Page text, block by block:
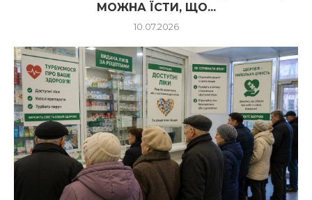
МОЖНА ЇСТИ, ЩО...
10.07.2026